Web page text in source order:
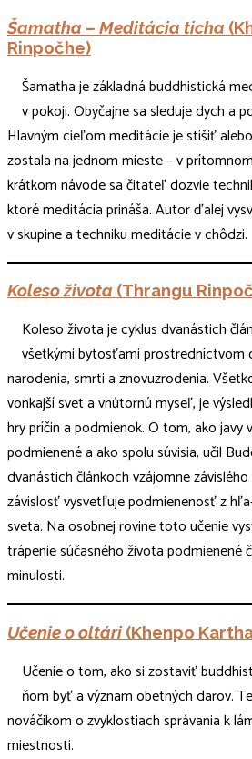
Šamatha – Meditácia ticha
Rinpočhe)
Šamatha je základná buddhistická
v pokoji. Obyčajne sa sleduje dych a
Hlavným cieľom meditácie je stíšiť
zostala na jednom mieste – v
krátkom návode sa čitateľ dozvie
ktoré meditácia prináša. Autor ďalej
v skupine a techniku meditácie v chôdzi.
Koleso života (Thrangu
Koleso života je cyklus dvanástich
všetkými bytosťami prostredníctvom
narodenia, smrti a znovuzrodenia.
vonkajší svet a vnútornú myseľ, je
hry príčin a podmienok. O tom, ako javy
podmienené a ako spolu súvisia, učil
dvanástich článkoch vzájomne
závislosť vysvetľuje podmienenosť z
sveta. Na osobnej rovine toto učenie
trápenie súčasného života podmienené
minulosti.
Učenie o oltári(Khenpo
Učenie o tom, ako si zostaviť
ňom byť a význam obetných darov.
nováčikom o zvyklostiach správania k
miestnosti.